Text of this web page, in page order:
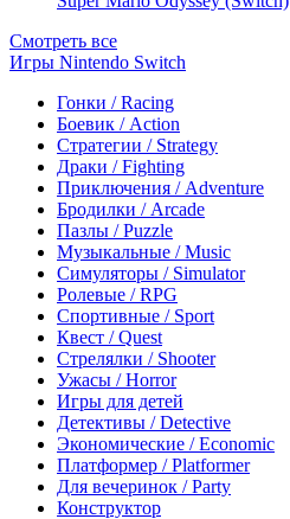
Смотреть все
Игры Nintendo Switch
Гонки / Racing
Боевик / Action
Стратегии / Strategy
Драки / Fighting
Приключения / Adventure
Бродилки / Arcade
Пазлы / Puzzle
Музыкальные / Music
Симуляторы / Simulator
Ролевые / RPG
Спортивные / Sport
Квест / Quest
Стрелялки / Shooter
Ужасы / Horror
Игры для детей
Детективы / Detective
Экономические / Economic
Платформер / Platformer
Для вечеринок / Party
Конструктор